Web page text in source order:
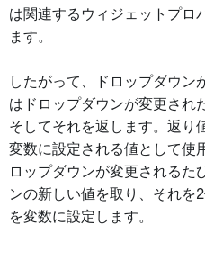
は関連するウィジェットプロ
ます。
したがって、ドロップダウン
はドロップダウンが変更され
そしてそれを返します。返り
変数に設定される値として使
ロップダウンが変更されるた
ンの新しい値を取り、それを
を変数に設定します。